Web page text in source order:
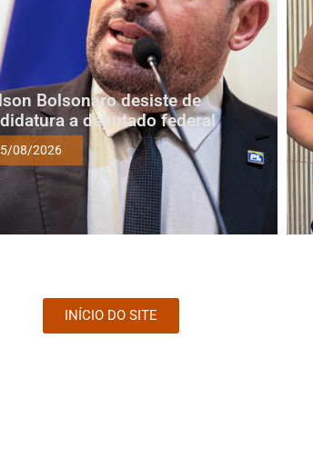
Bolsonaro desiste de
a deputado federal
08/2026
INÍCIO DO SITE